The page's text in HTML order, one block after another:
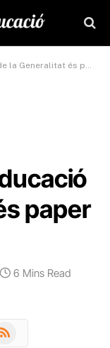
és paper mullat
paper
6 Mins Read
RSS